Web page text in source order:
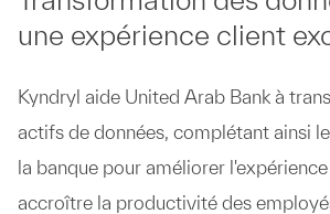
une expérience client
Kyndryl aide United Arab Bank à
actifs de données, complétant ainsi
la banque pour améliorer
accroître la productivité des